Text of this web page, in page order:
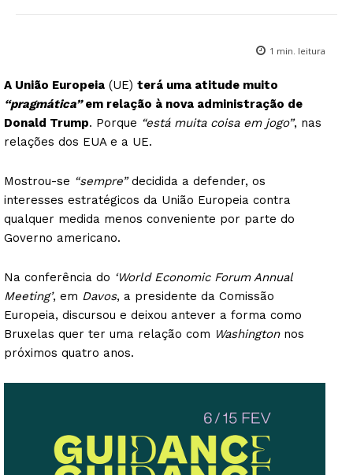
1 min. leitura
A União Europeia (UE) terá uma atitude muito
“pragmática”em relação à nova administração de
Donald Trump. Porque “está muita coisa em jogo”, nas
relações dos EUA e a UE.
Mostrou-se “sempre”decidida a defender, os
interesses estratégicos da União Europeia contra
qualquer medida menos conveniente por parte do
Governo americano.
Na conferência do ‘World Economic Forum Annual
Meeting’, em Davos, a presidente da Comissão
Europeia, discursou e deixou antever a forma como
Bruxelas quer ter uma relação com Washingtonnos
próximos quatro anos.